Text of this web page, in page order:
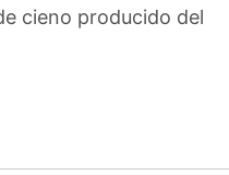
cieno producido del